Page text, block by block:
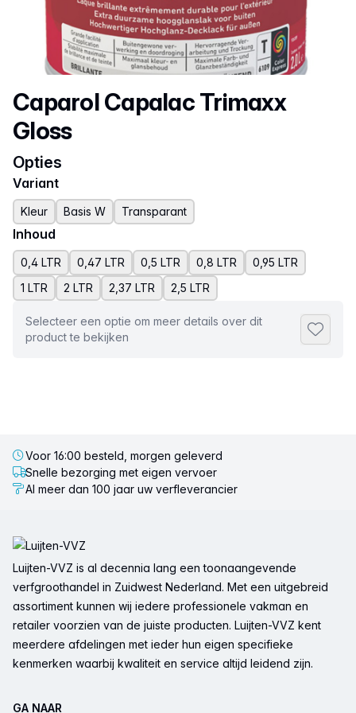
Productnaam
Caparol Capalac Trimaxx
Gloss
Opties
Variant
Kleur Basis W Transparant
Inhoud
0,4 LTR 0,47 LTR 0,5 LTR 0,8 LTR
0,95 LTR
1 LTR
2 LTR 2,37 LTR 2,5 LTR
Selecteer een optie om meer details over dit
product te bekijken
Voor 16:00 besteld, morgen geleverd
Snelle bezorging met eigen vervoer
Al meer dan 100 jaar uw verfleverancier
Luijten-VVZ is al decennia lang een toonaangevende
verfgroothandel in Zuidwest Nederland. Met een uitgebreid
assortiment kunnen wij iedere professionele vakman en
retailer voorzien van de juiste producten. Luijten-VVZ kent
meerdere afdelingen met ieder hun eigen specifieke
kenmerken waarbij kwaliteit en service altijd leidend zijn.
GA NAAR